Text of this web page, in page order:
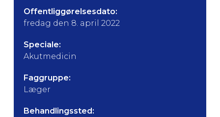
Offentliggørelsesdato:
fredag den 8. april 2022
Speciale:
Akutmedicin
Faggruppe:
Læger
Behandlingssted: